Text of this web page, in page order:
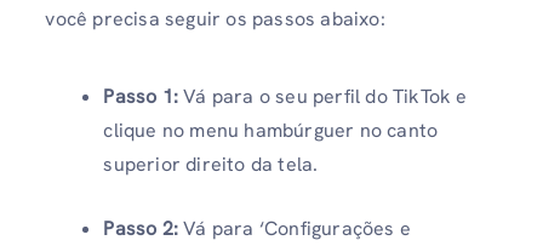
você precisa seguir os passos abaixo:
Passo 1:Vá para o seu perfil do TikTok e
clique no menu hambúrguer no canto
superior direito da tela.
Passo 2:Vá para ‘Configurações e